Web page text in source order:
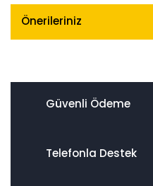
Önerileriniz
Güvenli Ödeme
Telefonla Destek